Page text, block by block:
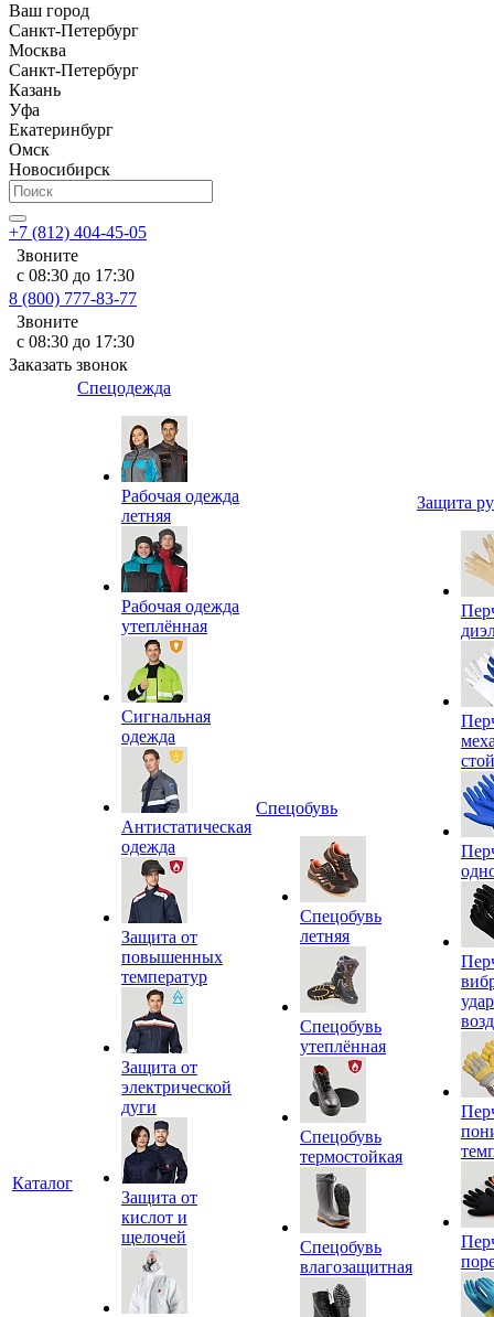
Ваш город
Санкт-Петербург
Москва
Санкт-Петербург
Казань
Уфа
Екатеринбург
Омск
Новосибирск
+7 (812) 404-45-05
Звоните
с 08:30 до 17:30
8 (800) 777-83-77
Звоните
с 08:30 до 17:30
Заказать звонок
Каталог
Спецодежда
Рабочая одежда
летняя
Рабочая одежда
утеплённая
Сигнальная
одежда
Антистатическая
одежда
Защита от
повышенных
температур
Защита от
электрической
дуги
Защита от
кислот и
щелочей
Спецобувь
Спецобувь
летняя
Спецобувь
утеплённая
Спецобувь
термостойкая
Спецобувь
влагозащитная
Защита